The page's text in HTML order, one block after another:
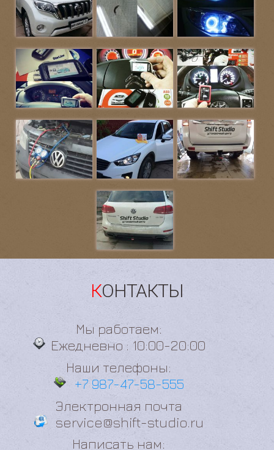
КОНТАКТЫ
Мы работаем:
Ежедневно : 10:00-20:00
Наши телефоны:
+7 987-47-58-555
Электронная почта
service@shift-studio.ru
Написать нам: